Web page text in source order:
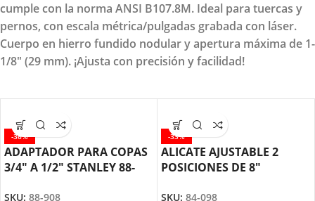
cumple con la norma ANSI B107.8M. Ideal para tuercas y
pernos, con escala métrica/pulgadas grabada con láser.
Cuerpo en hierro fundido nodular y apertura máxima de 1-
1/8" (29 mm). ¡Ajusta con precisión y facilidad!
-36%
ADAPTADOR PARA COPAS
3/4″ A 1/2″ STANLEY 88-
SKU: 88-908
-33%
ALICATE AJUSTABLE 2
POSICIONES DE 8″
SKU: 84-098